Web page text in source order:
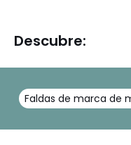
Descubre:
Faldas de marca de